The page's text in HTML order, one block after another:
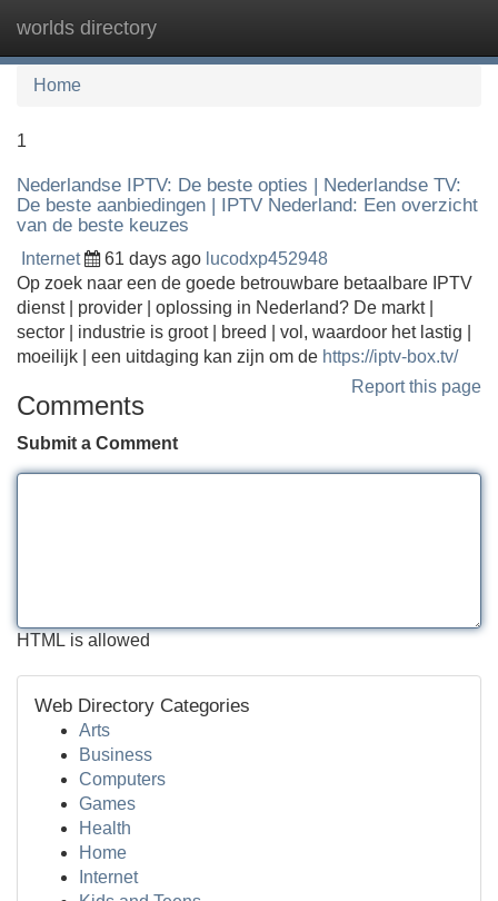
worlds directory
Home
1
Nederlandse IPTV: De beste opties | Nederlandse TV:
De beste aanbiedingen | IPTV Nederland: Een overzicht
van de beste keuzes
Internet 61 days ago lucodxp452948
Op zoek naar een de goede betrouwbare betaalbare IPTV
dienst | provider | oplossing in Nederland? De markt |
sector | industrie is groot | breed | vol, waardoor het lastig |
moeilijk | een uitdaging kan zijn om de https://iptv-box.tv/
Report this page
Comments
Submit a Comment
HTML is allowed
Web Directory Categories
Arts
Business
Computers
Games
Health
Home
Internet